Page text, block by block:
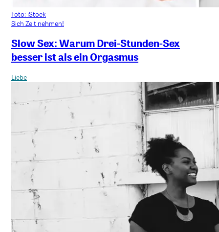
Foto: iStock
Sich Zeit nehmen!
Slow Sex: Warum Drei-Stunden-Sex
besser ist als ein Orgasmus
Liebe